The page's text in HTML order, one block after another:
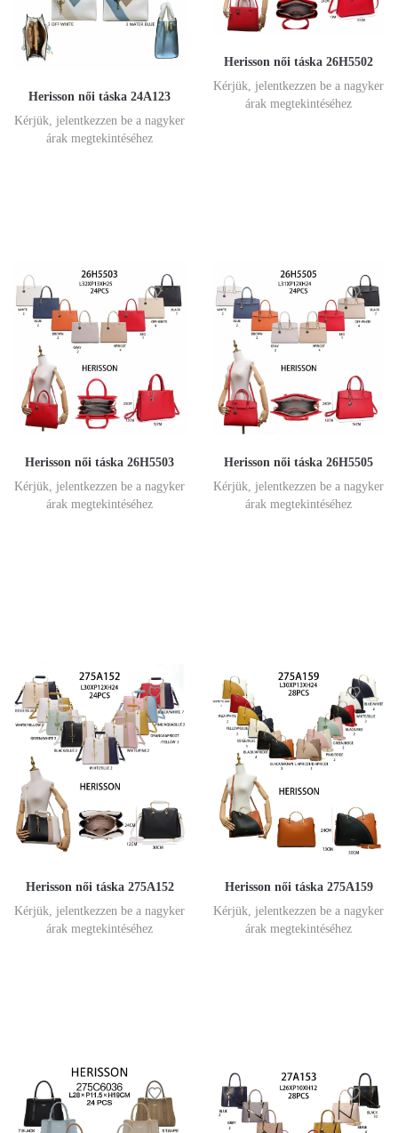
Herisson női táska 24A123
Kérjük, jelentkezzen be a nagyker
árak megtekintéséhez
Herisson női táska 26H5502
Kérjük, jelentkezzen be a nagyker
árak megtekintéséhez
Herisson női táska 26H5503
Kérjük, jelentkezzen be a nagyker
árak megtekintéséhez
Herisson női táska 26H5505
Kérjük, jelentkezzen be a nagyker
árak megtekintéséhez
Herisson női táska 275A152
Kérjük, jelentkezzen be a nagyker
árak megtekintéséhez
Herisson női táska 275A159
Kérjük, jelentkezzen be a nagyker
árak megtekintéséhez